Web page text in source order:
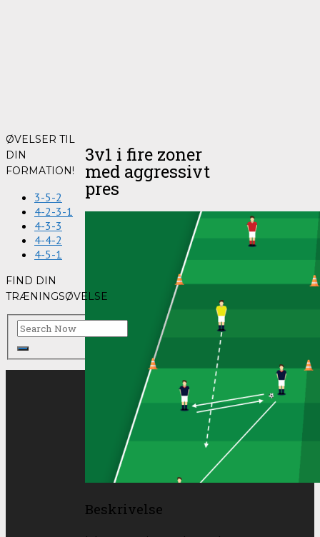
3v1 i fire zoner
med aggressivt
pres
Beskrivelse
ØVELSER TIL
DIN
FORMATION!
3-5-2
4-2-3-1
4-3-3
4-4-2
4-5-1
FIND DIN
TRÆNINGSØVELSE